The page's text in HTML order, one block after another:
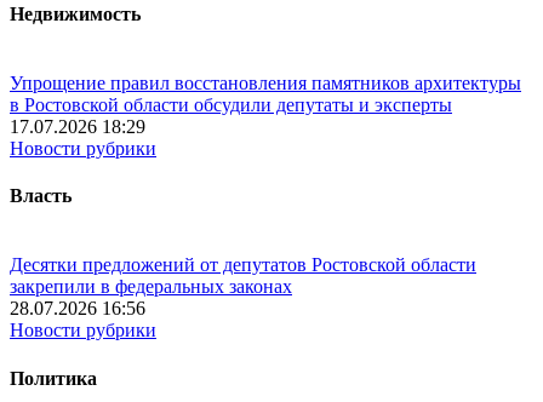
Недвижимость
Упрощение правил восстановления памятников архитектуры
в Ростовской области обсудили депутаты и эксперты
17.07.2026 18:29
Новости рубрики
Власть
Десятки предложений от депутатов Ростовской области
закрепили в федеральных законах
28.07.2026 16:56
Новости рубрики
Политика